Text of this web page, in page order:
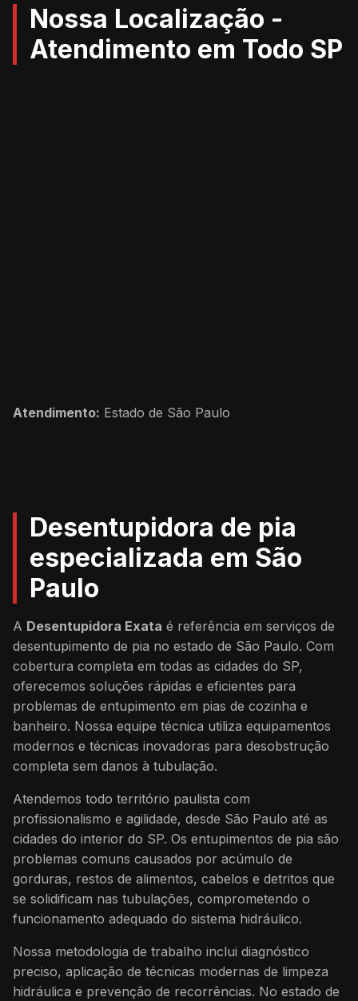
Nossa Localização -
Atendimento em Todo SP
Atendimento: Estado de São Paulo
Desentupidora de pia
especializada em São
Paulo
A Desentupidora Exata é referência em serviços de
desentupimento de pia no estado de São Paulo. Com
cobertura completa em todas as cidades do SP,
oferecemos soluções rápidas e eficientes para
problemas de entupimento em pias de cozinha e
banheiro. Nossa equipe técnica utiliza equipamentos
modernos e técnicas inovadoras para desobstrução
completa sem danos à tubulação.
Atendemos todo território paulista com
profissionalismo e agilidade, desde São Paulo até as
cidades do interior do SP. Os entupimentos de pia são
problemas comuns causados por acúmulo de
gorduras, restos de alimentos, cabelos e detritos que
se solidificam nas tubulações, comprometendo o
funcionamento adequado do sistema hidráulico.
Nossa metodologia de trabalho inclui diagnóstico
preciso, aplicação de técnicas modernas de limpeza
hidráulica e prevenção de recorrências. No estado de